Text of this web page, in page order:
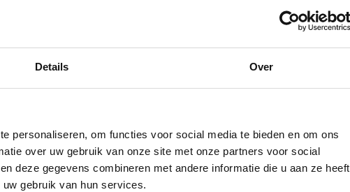
Details Over
personaliseren, om functies voor social media te bieden en om ons
over uw gebruik van onze site met onze partners voor social
deze gegevens combineren met andere informatie die u aan ze heeft
gebruik van hun services.
Nov